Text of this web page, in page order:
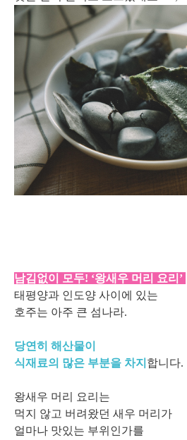
남김없이 모두! ‘왕새우 머리 요리’
태평양과 인도양 사이에 있는
호주는 아주 큰 섬나라.
당연히 해산물이
식재료의 많은 부분을 차지 합니다.
왕새우 머리 요리는
먹지 않고 버려왔던 새우 머리가
얼마나 맛있는 부위인가를